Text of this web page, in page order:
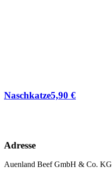
Naschkatze5,90 €
Adresse
Auenland Beef GmbH & Co. KG